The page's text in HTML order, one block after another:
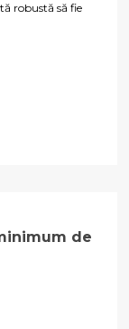
robustă să fie
de